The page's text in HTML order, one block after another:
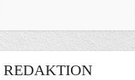
REDAKTION